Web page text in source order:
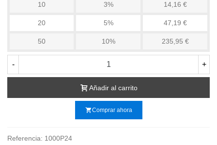
10 3% 14,16 €
20 5% 47,19 €
50 10% 235,95 €
- +
Añadir al carrito
shopping_cartComprar ahora
Referencia: 1000P24